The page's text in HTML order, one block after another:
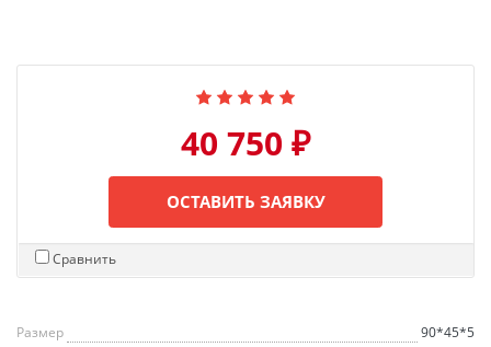
40 750 ₽
ОСТАВИТЬ ЗАЯВКУ
Сравнить
Размер
90*45*5